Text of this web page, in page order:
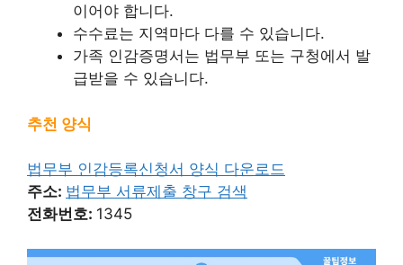
이어야 합니다.
수수료는 지역마다 다를 수 있습니다.
가족 인감증명서는 법무부 또는 구청에서 발
급받을 수 있습니다.
추천 양식
법무부 인감등록신청서 양식 다운로드
주소: 법무부 서류제출 창구 검색
전화번호: 1345